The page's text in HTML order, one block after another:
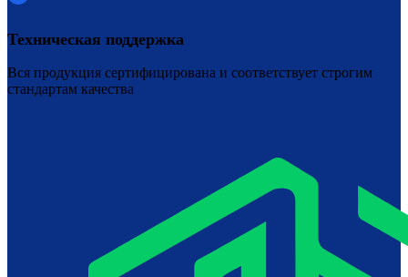
Техническая поддержка
Вся продукция сертифицирована и соответствует строгим
стандартам качества